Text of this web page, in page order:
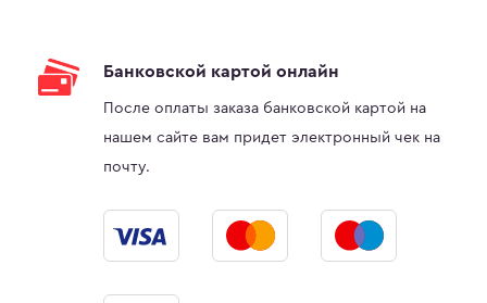
Банковской картой онлайн
После оплаты заказа банковской картой на
нашем сайте вам придет электронный чек на
почту.